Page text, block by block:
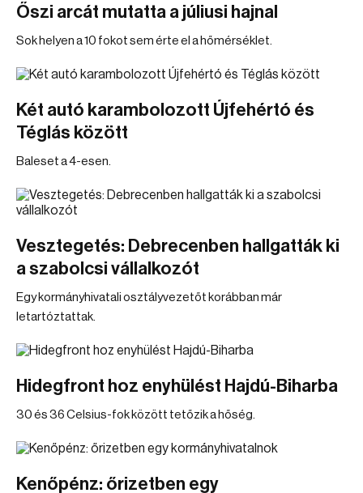
Őszi arcát mutatta a júliusi hajnal
Sok helyen a 10 fokot sem érte el a hőmérséklet.
Két autó karambolozott Újfehértó és
Téglás között
Baleset a 4-esen.
Vesztegetés: Debrecenben hallgatták ki
a szabolcsi vállalkozót
Egy kormányhivatali osztályvezetőt korábban már
letartóztattak.
Hidegfront hoz enyhülést Hajdú-Biharba
30 és 36 Celsius-fok között tetőzik a hőség.
Kenőpénz: őrizetben egy